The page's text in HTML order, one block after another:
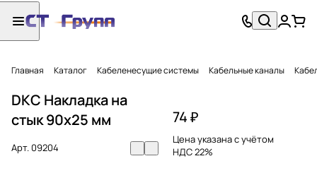
Главная Каталог Кабеленесущие системы Кабельные каналы
DKC Накладка на
стык 90х25 мм
Арт.09204
74 ₽
Цена указана с учётом
НДС 22%